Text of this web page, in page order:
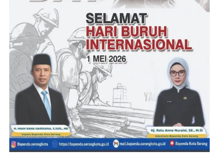
Di sela-sela perbincangan singkat itu, Ridho sempat menguji
ingatan Anies yang sempat bertemu 10 tahun lalu.
“Masih ingat tidak Pak, waktu itu saya jemput Bapak untuk
mengisi kuliah umum di Kampus Universitas Islam Indonesia
(UII),” kata Ridho.
Mantan Gubernur DKI Jakarta itu baru ingat kenangan lama
tersebut setelah Ridho menceritakan tentang ayah-ayah mereka